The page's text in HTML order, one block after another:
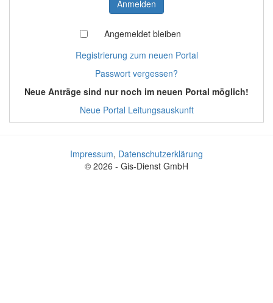
Angemeldet bleiben
Registrierung zum neuen Portal
Passwort vergessen?
Neue Anträge sind nur noch im neuen Portal möglich!
Neue Portal Leitungsauskunft
Impressum, Datenschutzerklärung
© 2026 - Gis-Dienst GmbH